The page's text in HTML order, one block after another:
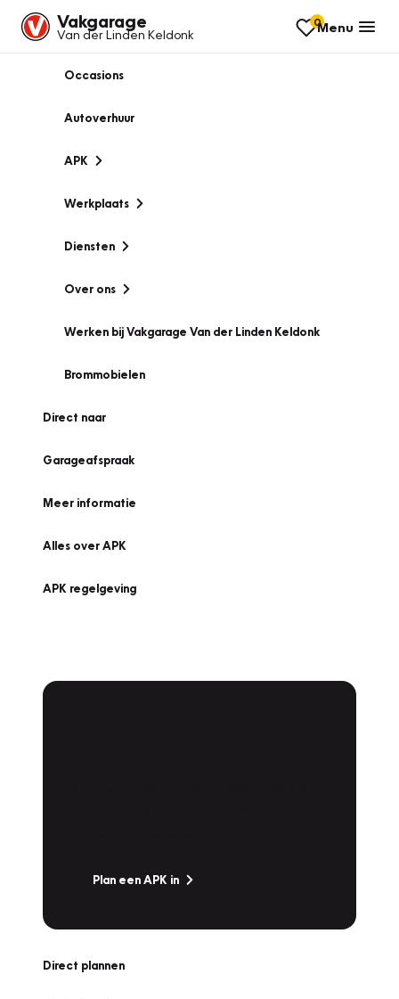
Vakgarage
Van der Linden Keldonk
0Menu
Occasions
Autoverhuur
APK
Werkplaats
Diensten
Over ons
Werken bij Vakgarage Van der Linden Keldonk
Brommobielen
Direct naar
Garageafspraak
Meer informatie
Alles over APK
APK regelgeving
Plan een APK in
Direct plannen